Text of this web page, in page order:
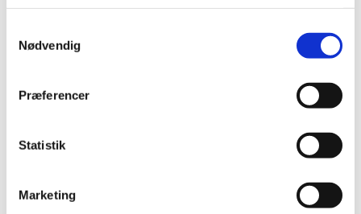
Nødvendig
Præferencer
Statistik
Marketing
download
Kristine Bohmann. Fotokredit: Uddannelses- og